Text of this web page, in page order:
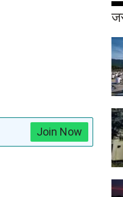
Join Now